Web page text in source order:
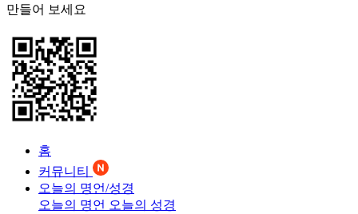
만들어 보세요
홈
커뮤니티
오늘의 명언/성경
오늘의 명언 오늘의 성경